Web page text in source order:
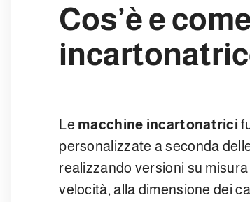
Cos’è e
Le macchine incartonatrici
personalizzate a seconda
realizzando versioni su
velocità, alla dimensione dei